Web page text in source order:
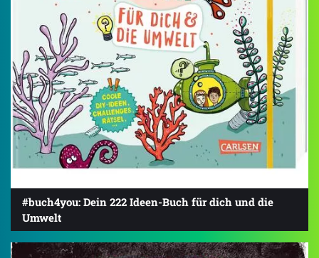
#buch4you: Dein 222 Ideen-Buch für dich und die
Umwelt